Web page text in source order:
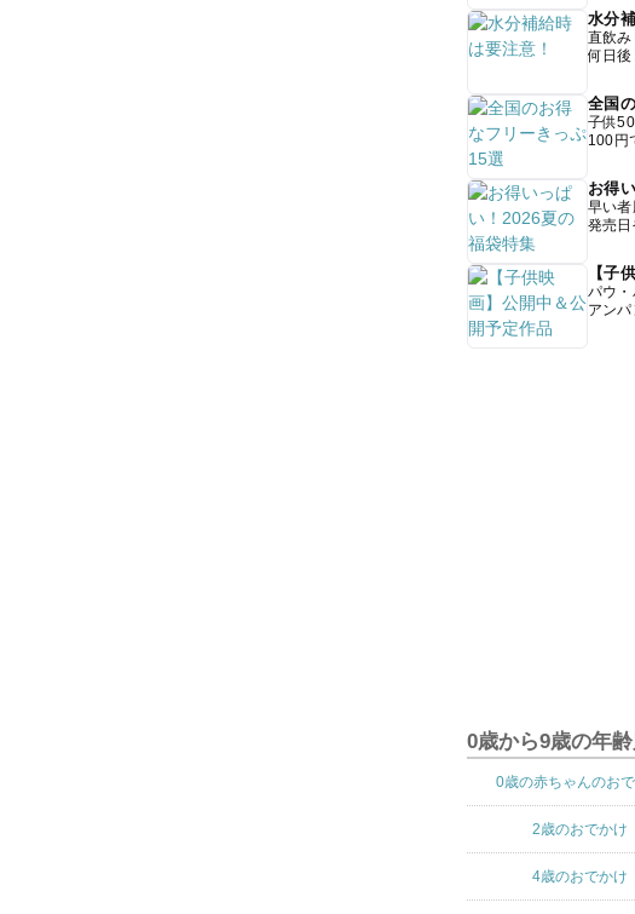
水分
直飲み
何日
全国
子供
100円
お得
早い
発売
【子
パウ
アン
0歳から9歳の年
0歳の赤ちゃんのお
2歳のおでかけ
4歳のおでかけ